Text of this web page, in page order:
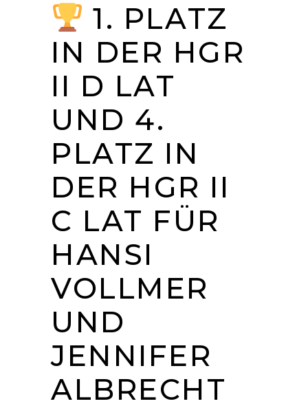
1. PLATZ
IN DER HGR
II D LAT
UND 4.
PLATZ IN
DER HGR II
C LAT FÜR
HANSI
VOLLMER
UND
JENNIFER
ALBRECHT